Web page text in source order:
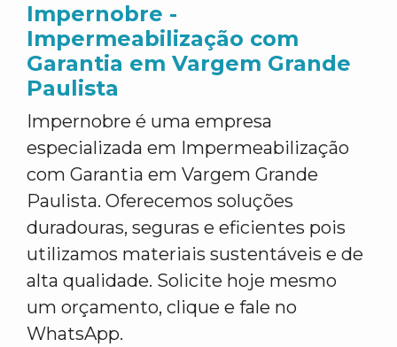
Impernobre -
Impermeabilização com
Garantia em Vargem Grande
Paulista
Impernobre é uma empresa
especializada em Impermeabilização
com Garantia em Vargem Grande
Paulista. Oferecemos soluções
duradouras, seguras e eficientes pois
utilizamos materiais sustentáveis e de
alta qualidade. Solicite hoje mesmo
um orçamento, clique e fale no
WhatsApp.